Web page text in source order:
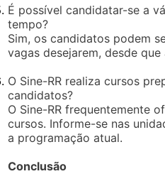
É possível candidatar-se a
tempo?
Sim, os candidatos podem
vagas desejarem, desde
O Sine-RR realiza cursos
candidatos?
O Sine-RR frequentemente
cursos. Informe-se nas
a programação atual.
Conclusão